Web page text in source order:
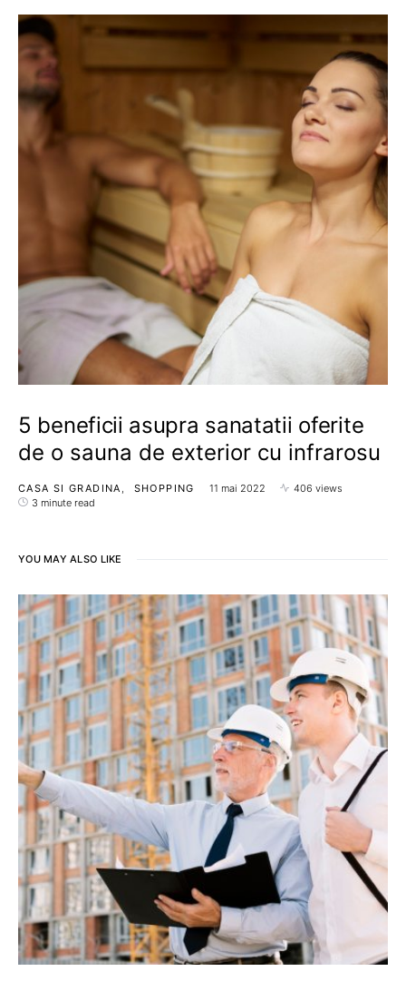
5 beneficii asupra sanatatii oferite
de o sauna de exterior cu infrarosu
CASA SI GRADINA SHOPPING 11 mai 2022
406 views
3 minute read
YOU MAY ALSO LIKE